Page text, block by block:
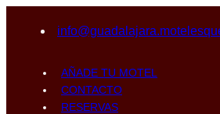
AÑADE TU MOTEL
CONTACTO
RESERVAS